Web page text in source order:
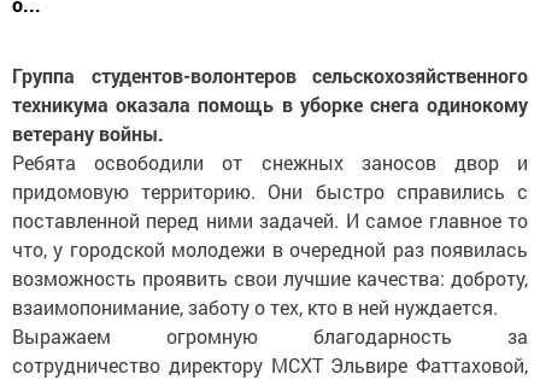
Группа студентов-волонтеров сельскохозяйственного
техникума оказала помощь в уборке снега одинокому
ветерану войны.
Ребята освободили от снежных заносов двор и
придомовую территорию. Они быстро справились с
поставленной перед ними задачей. И самое главное то
что, у городской молодежи в очередной раз появилась
возможность проявить свои лучшие качества: доброту,
взаимопонимание, заботу о тех, кто в ней нуждается.
Выражаем огромную благодарность за
сотрудничество директору МСХТ Эльвире Фаттаховой,